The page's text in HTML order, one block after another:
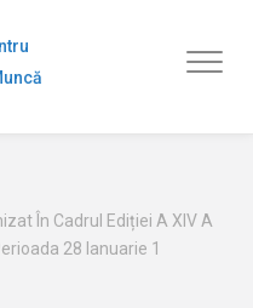
În Cadrul Ediției A XIV A
28 Ianuarie 1